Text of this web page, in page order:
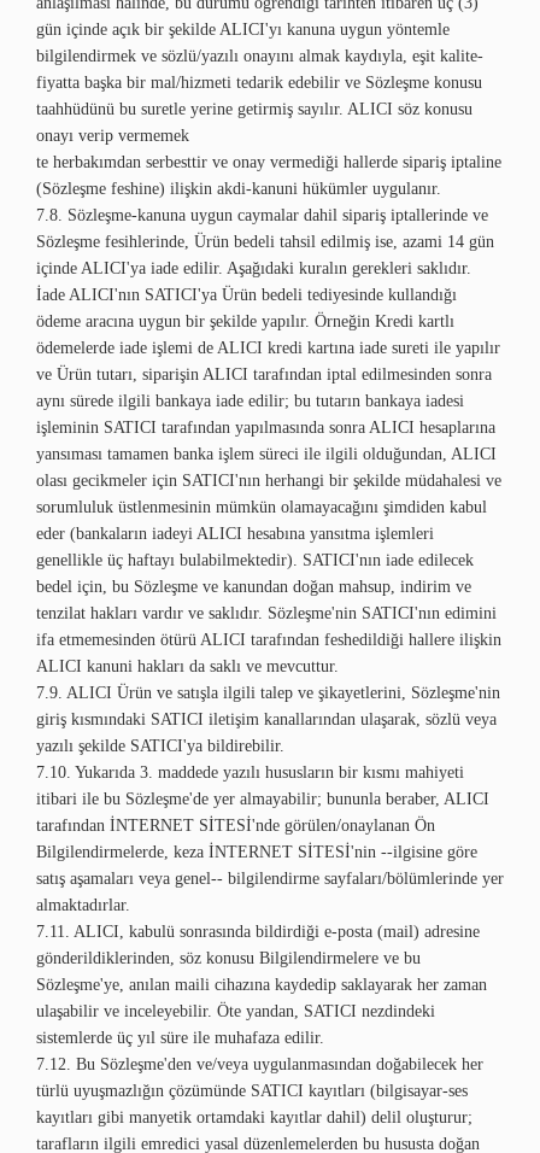
gün içinde açık bir şekilde ALICI'yı kanuna uygun yöntemle
bilgilendirmek ve sözlü/yazılı onayını almak kaydıyla, eşit kalite-
fiyatta başka bir mal/hizmeti tedarik edebilir ve Sözleşme konusu
taahhüdünü bu suretle yerine getirmiş sayılır. ALICI söz konusu
onayı verip vermemek
te herbakımdan serbesttir ve onay vermediği hallerde sipariş iptaline
(Sözleşme feshine) ilişkin akdi-kanuni hükümler uygulanır.
7.8. Sözleşme-kanuna uygun caymalar dahil sipariş iptallerinde ve
Sözleşme fesihlerinde, Ürün bedeli tahsil edilmiş ise, azami 14 gün
içinde ALICI'ya iade edilir. Aşağıdaki kuralın gerekleri saklıdır.
İade ALICI'nın SATICI'ya Ürün bedeli tediyesinde kullandığı
ödeme aracına uygun bir şekilde yapılır. Örneğin Kredi kartlı
ödemelerde iade işlemi de ALICI kredi kartına iade sureti ile yapılır
ve Ürün tutarı, siparişin ALICI tarafından iptal edilmesinden sonra
aynı sürede ilgili bankaya iade edilir; bu tutarın bankaya iadesi
işleminin SATICI tarafından yapılmasında sonra ALICI hesaplarına
yansıması tamamen banka işlem süreci ile ilgili olduğundan, ALICI
olası gecikmeler için SATICI'nın herhangi bir şekilde müdahalesi ve
sorumluluk üstlenmesinin mümkün olamayacağını şimdiden kabul
eder (bankaların iadeyi ALICI hesabına yansıtma işlemleri
genellikle üç haftayı bulabilmektedir). SATICI'nın iade edilecek
bedel için, bu Sözleşme ve kanundan doğan mahsup, indirim ve
tenzilat hakları vardır ve saklıdır. Sözleşme'nin SATICI'nın edimini
ifa etmemesinden ötürü ALICI tarafından feshedildiği hallere ilişkin
ALICI kanuni hakları da saklı ve mevcuttur.
7.9. ALICI Ürün ve satışla ilgili talep ve şikayetlerini, Sözleşme'nin
giriş kısmındaki SATICI iletişim kanallarından ulaşarak, sözlü veya
yazılı şekilde SATICI'ya bildirebilir.
7.10. Yukarıda 3. maddede yazılı hususların bir kısmı mahiyeti
itibari ile bu Sözleşme'de yer almayabilir; bununla beraber, ALICI
tarafından İNTERNET SİTESİ'nde görülen/onaylanan Ön
Bilgilendirmelerde, keza İNTERNET SİTESİ'nin --ilgisine göre
satış aşamaları veya genel-- bilgilendirme sayfaları/bölümlerinde yer
almaktadırlar.
7.11. ALICI, kabulü sonrasında bildirdiği e-posta (mail) adresine
gönderildiklerinden, söz konusu Bilgilendirmelere ve bu
Sözleşme'ye, anılan maili cihazına kaydedip saklayarak her zaman
ulaşabilir ve inceleyebilir. Öte yandan, SATICI nezdindeki
sistemlerde üç yıl süre ile muhafaza edilir.
7.12. Bu Sözleşme'den ve/veya uygulanmasından doğabilecek her
türlü uyuşmazlığın çözümünde SATICI kayıtları (bilgisayar-ses
kayıtları gibi manyetik ortamdaki kayıtlar dahil) delil oluşturur;
tarafların ilgili emredici yasal düzenlemelerden bu hususta doğan